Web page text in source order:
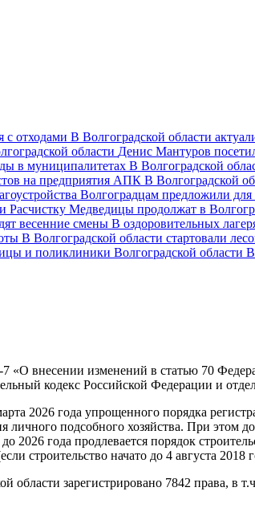
В Волгоградской области
Денис Мантуров
В Волгоградской
В Волгоградской
Волгоградцам предложили для
Расчистку Медведицы продолжат в
В оздоровительных
В Волгоградской области стартовали
«О внесении изменений в статью 70
кодекс Российской Федерации и
2026 года упрощенного порядка
подсобного хозяйства. При этом
до 2026 года продлевается порядок
строительство начато до 4 августа 2018
зарегистрировано 7842 права, в